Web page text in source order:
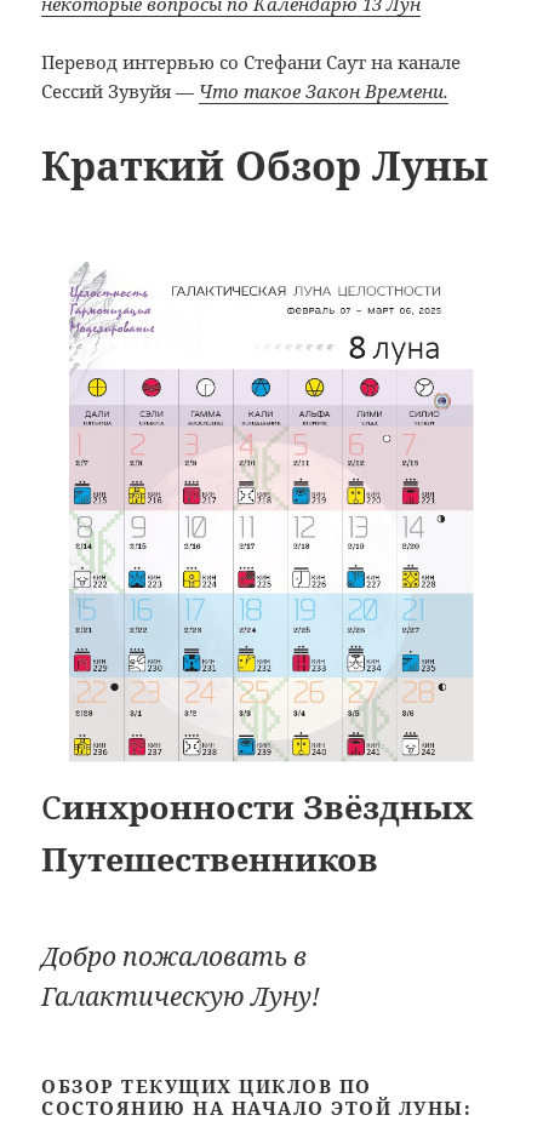
Перевод интервью со Стефани Саут на канале
Сессий Зувуйя — Что такое Закон Времени.
Краткий Обзор Луны
Синхронности Звёздных
Путешественников
Добро пожаловать в
Галактическую Луну!
ОБЗОР ТЕКУЩИХ ЦИКЛОВ ПО
СОСТОЯНИЮ НА НАЧАЛО ЭТОЙ ЛУНЫ: